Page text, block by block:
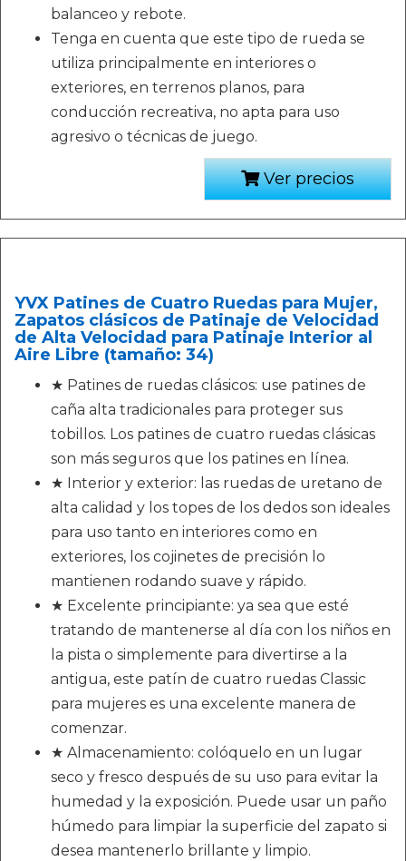
balanceo y rebote.
Tenga en cuenta que este tipo de rueda se
utiliza principalmente en interiores o
exteriores, en terrenos planos, para
conducción recreativa, no apta para uso
agresivo o técnicas de juego.
Ver precios
YVX Patines de Cuatro Ruedas para Mujer,
Zapatos clásicos de Patinaje de Velocidad
de Alta Velocidad para Patinaje Interior al
Aire Libre (tamaño: 34)
★ Patines de ruedas clásicos: use patines de
caña alta tradicionales para proteger sus
tobillos. Los patines de cuatro ruedas clásicas
son más seguros que los patines en línea.
★ Interior y exterior: las ruedas de uretano de
alta calidad y los topes de los dedos son ideales
para uso tanto en interiores como en
exteriores, los cojinetes de precisión lo
mantienen rodando suave y rápido.
★ Excelente principiante: ya sea que esté
tratando de mantenerse al día con los niños en
la pista o simplemente para divertirse a la
antigua, este patín de cuatro ruedas Classic
para mujeres es una excelente manera de
comenzar.
★ Almacenamiento: colóquelo en un lugar
seco y fresco después de su uso para evitar la
humedad y la exposición. Puede usar un paño
húmedo para limpiar la superficie del zapato si
desea mantenerlo brillante y limpio.